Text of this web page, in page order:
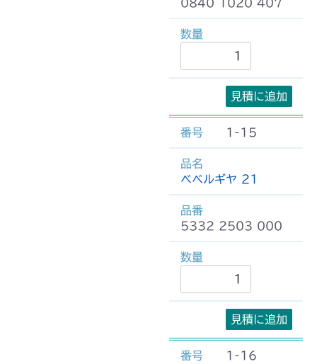
0840 1020 407
見積に追加
1-15
ベベルギヤ 21
5332 2503 000
見積に追加
1-16